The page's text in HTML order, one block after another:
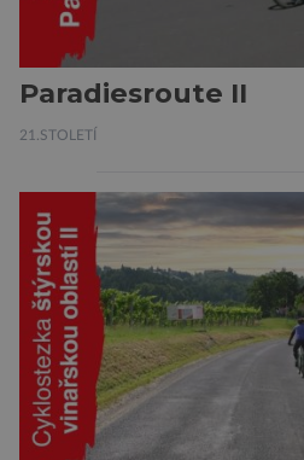
Paradiesroute II
21.STOLETÍ